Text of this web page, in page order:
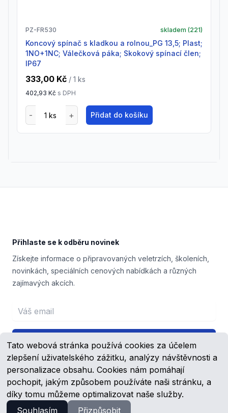
Tato webová stránka používá cookies za účelem
zlepšení uživatelského zážitku, analýzy návštěvnosti a
personalizace obsahu. Cookies nám pomáhají
pochopit, jakým způsobem používáte naši stránku, a
díky tomu můžeme optimalizovat naše služby.
Souhlasím
Přizpůsobit
PZ-FR530 skladem (221)
Koncový spínač s kladkou a rolnou_PG 13,5; Plast;
1NO+1NC; Válečková páka; Skokový spínací člen;
IP67
333,00 Kč / 1 ks
402,93 Kč s DPH
Přidat do košíku
Přihlaste se k odběru novinek
Získejte informace o připravovaných veletrzích, školeních,
novinkách, speciálních cenových nabídkách a různých
zajímavých akcích.
Email address
Přihlášení
FacebookYouTube